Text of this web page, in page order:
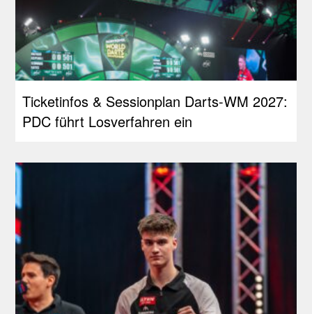
Ticketinfos & Sessionplan Darts-WM 2027:
PDC führt Losverfahren ein